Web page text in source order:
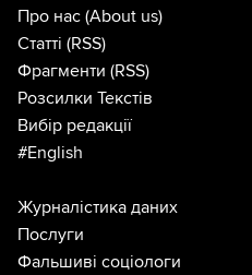
Про нас (About us)
Статті (RSS)
Фрагменти (RSS)
Розсилки Текстів
Вибір редакції
#English
Журналістика даних
Послуги
Фальшиві соціологи